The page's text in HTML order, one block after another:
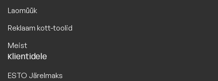
Laomüük
Reklaam kott-toolid
Meist
Klientidele
ESTO Järelmaks